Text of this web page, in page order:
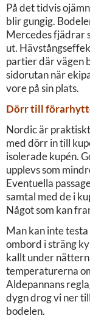
På det tidvis
blir gungig.
Mercedes fjädrar
ut.
partier där vägen
sidorutan när
vore på sin plats.
Dörr till
Nordic är
med dörr in till
isolerade kupén.
upplevs som
Eventuella
samtal med de i
Något som kan
Man kan inte
ombord i sträng
kallt under
temperaturerna
Aldepannans
dygn drog vi ner
bodelen.